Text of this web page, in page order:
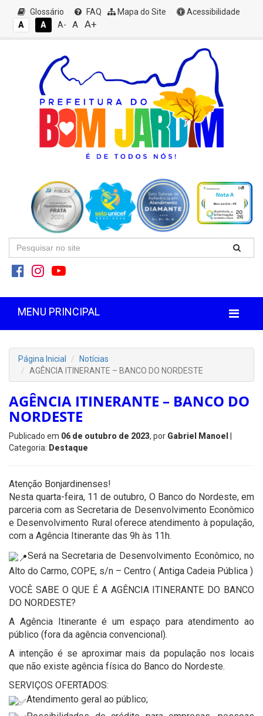
Glossário FAQ Mapa do Site
Acessibilidade
A
A A- A A+
MENU PRINCIPAL
Página Inicial
Notícias
AGÊNCIA ITINERANTE – BANCO DO NORDESTE
AGÊNCIA ITINERANTE – BANCO DO
NORDESTE
Publicado em 06 de outubro de 2023, por Gabriel Manoel
Categoria: Destaque
Atenção Bonjardinenses!
Nesta quarta-feira, 11 de outubro, O Banco do Nordeste, em
parceria com as Secretaria de Desenvolvimento Econômico
e Desenvolvimento Rural oferece atendimento à população,
com a Agência Itinerante das 9h às 11h.
Será na Secretaria de Desenvolvimento Econômico, no
Alto do Carmo, COPE, s/n – Centro ( Antiga Cadeia Pública )
VOCÊ SABE O QUE É A AGÊNCIA ITINERANTE DO BANCO
DO NORDESTE?
A Agência Itinerante é um espaço para atendimento ao
público (fora da agência convencional).
A intenção é se aproximar mais da população nos locais
que não existe agência física do Banco do Nordeste.
SERVIÇOS OFERTADOS:
Atendimento geral ao público;